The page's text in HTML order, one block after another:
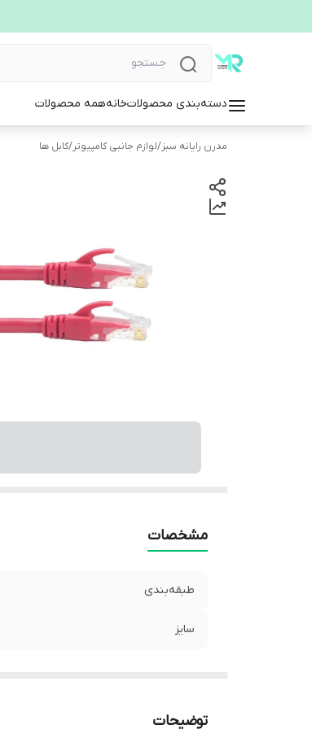
دسته‌بندی محصولاتخانههمه محصولات
مدرن رایانه سبز/لوازم جانبی کامپیوتر/کابل ها
مشخصات
طبقه‌بندی
سایز
توضیحات